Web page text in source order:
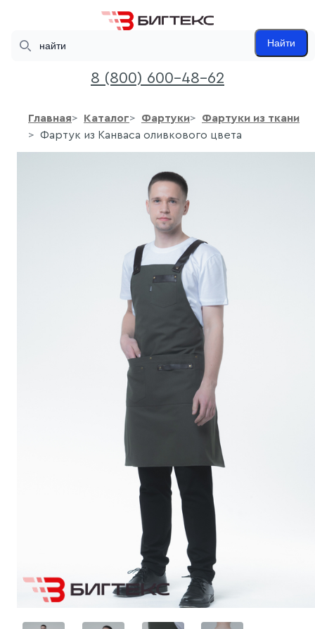
Найти
8 (800) 600-48-62
Главная Каталог Фартуки
Фартуки из ткани
Фартук из Канваса оливкового цвета